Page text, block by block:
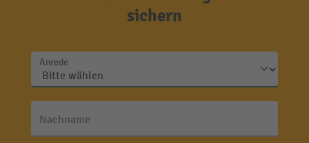
sichern
Anrede
Nachname